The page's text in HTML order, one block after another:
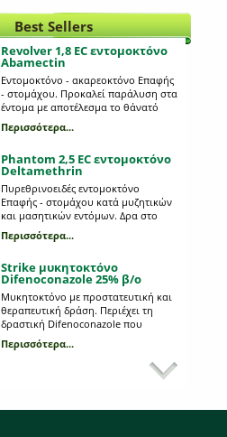
Best Sellers
Revolver 1,8 EC εντομοκτόνο
Abamectin
Εντομοκτόνο - ακαρεοκτόνο Επαφής
- στομάχου. Προκαλεί παράλυση στα
έντομα με αποτέλεσμα το θάνατό
τους από ασιτία.
Περισσότερα...
Phantom 2,5 EC εντομοκτόνο
Deltamethrin
Πυρεθρινοειδές εντομοκτόνο
Επαφής - στομάχου κατά μυζητικών
και μασητικών εντόμων. Δρα στο
νευρικό σύστημα των εντόμων και
συγκεκριμένα στις διαύλους των
μεμβράνες των νευρικών κυττάρων.
Περισσότερα...
Strike μυκητοκτόνο
Difenoconazole 25% β/ο
Μυκητοκτόνο με προστατευτική και
θεραπευτική δράση. Περιέχει τη
δραστική Difenoconazole που
κινείται διελασματικά και εχει
προληπτική δράση. Καταπολεμά
διάφορες μυκητολογικές ασθένειες
Περισσότερα...
Οξυκλώρ 50 WP μυκητοκτόνο-